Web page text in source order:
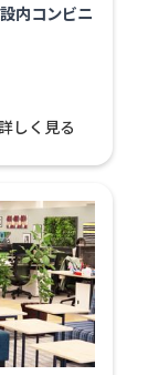
内コンビニ
しく見る